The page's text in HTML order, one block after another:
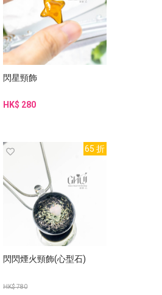
閃星頸飾
HK$ 280
65 折
閃閃煙火頸飾(心型石)
HK$ 780